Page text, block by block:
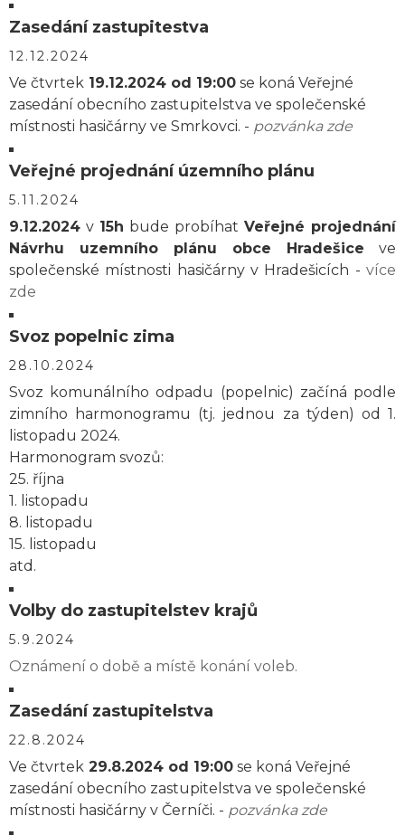
Zasedání zastupitestva
12.12.2024
Ve čtvrtek 19.12.2024 od 19:00 se koná Veřejné
zasedání obecního zastupitelstva ve společenské
místnosti hasičárny ve Smrkovci. - pozvánka zde
Veřejné projednání územního plánu
5.11.2024
9.12.2024 v 15h bude probíhat Veřejné projednání
Návrhu uzemního plánu obce Hradešice ve
společenské místnosti hasičárny v Hradešicích - více
zde
Svoz popelnic zima
28.10.2024
Svoz komunálního odpadu (popelnic) začíná podle
zimního harmonogramu (tj. jednou za týden) od 1.
listopadu 2024.
Harmonogram svozů:
25. října
1. listopadu
8. listopadu
15. listopadu
atd.
Volby do zastupitelstev krajů
5.9.2024
Oznámení o době a místě konání voleb.
Zasedání zastupitelstva
22.8.2024
Ve čtvrtek 29.8.2024 od 19:00 se koná Veřejné
zasedání obecního zastupitelstva ve společenské
místnosti hasičárny v Černíči. - pozvánka zde